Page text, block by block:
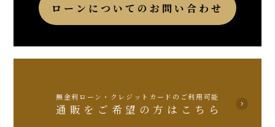
ローンについてのお問い合わせ
無金利ローン・クレジットカードのご利用可能
通販をご希望の方はこちら